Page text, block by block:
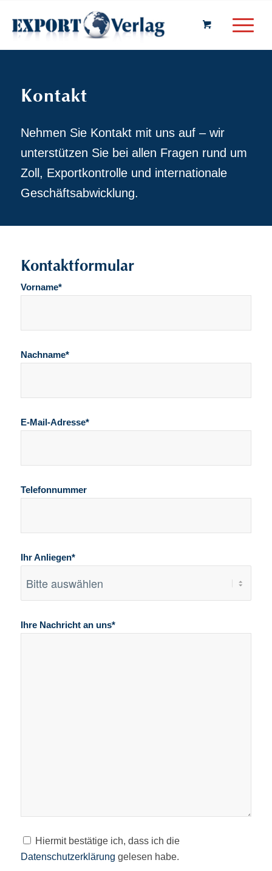
Kontakt
Nehmen Sie Kontakt mit uns auf – wir
unterstützen Sie bei allen Fragen rund um
Zoll, Exportkontrolle und internationale
Geschäftsabwicklung.
Kontaktformular
Vorname*
Nachname*
E-Mail-Adresse*
Telefonnummer
Ihr Anliegen*
Ihre Nachricht an uns*
Hiermit bestätige ich, dass ich die
Datenschutzerklärung gelesen habe.